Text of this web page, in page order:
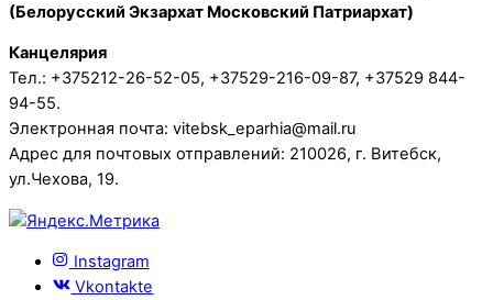
(Белорусский Экзархат Московский Патриархат)
Канцелярия
Тел.: +375212-26-52-05, +37529-216-09-87, +37529 844-
94-55.
Электронная почта: vitebsk_eparhia@mail.ru
Адрес для почтовых отправлений: 210026, г. Витебск,
ул.Чехова, 19.
Instagram
Vkontakte